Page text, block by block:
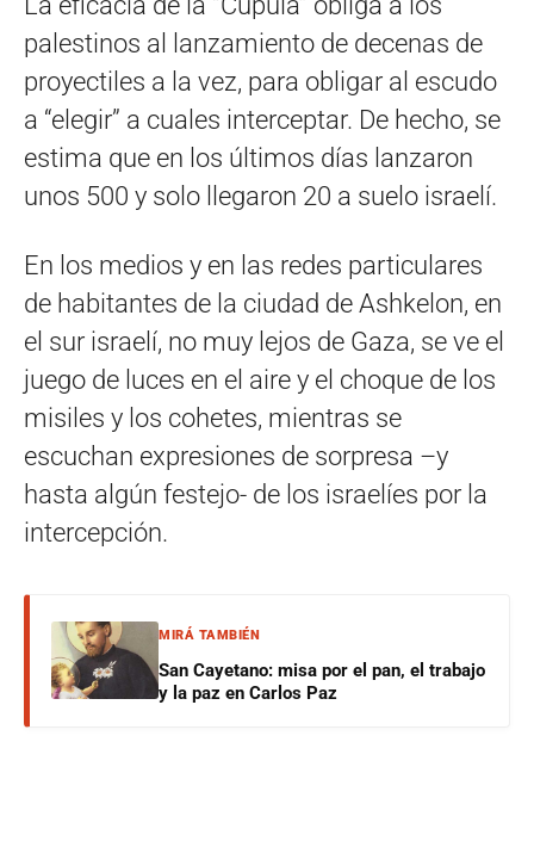
palestinos al lanzamiento de decenas de
proyectiles a la vez, para obligar al escudo
a “elegir” a cuales interceptar. De hecho, se
estima que en los últimos días lanzaron
unos 500 y solo llegaron 20 a suelo israelí.
En los medios y en las redes particulares
de habitantes de la ciudad de Ashkelon, en
el sur israelí, no muy lejos de Gaza, se ve el
juego de luces en el aire y el choque de los
misiles y los cohetes, mientras se
escuchan expresiones de sorpresa –y
hasta algún festejo- de los israelíes por la
intercepción.
MIRÁ TAMBIÉN
San Cayetano: misa por el pan, el trabajo
y la paz en Carlos Paz